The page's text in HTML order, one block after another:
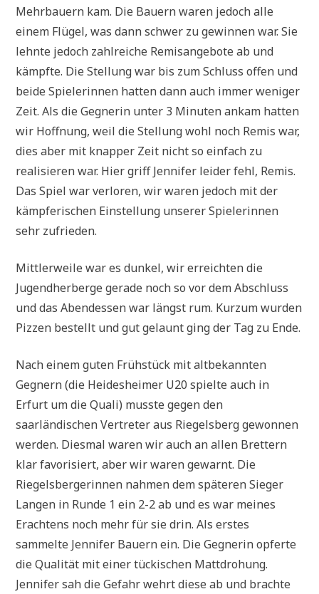
Mehrbauern kam. Die Bauern waren jedoch alle
einem Flügel, was dann schwer zu gewinnen war. Sie
lehnte jedoch zahlreiche Remisangebote ab und
kämpfte. Die Stellung war bis zum Schluss offen und
beide Spielerinnen hatten dann auch immer weniger
Zeit. Als die Gegnerin unter 3 Minuten ankam hatten
wir Hoffnung, weil die Stellung wohl noch Remis war,
dies aber mit knapper Zeit nicht so einfach zu
realisieren war. Hier griff Jennifer leider fehl, Remis.
Das Spiel war verloren, wir waren jedoch mit der
kämpferischen Einstellung unserer Spielerinnen
sehr zufrieden.
Mittlerweile war es dunkel, wir erreichten die
Jugendherberge gerade noch so vor dem Abschluss
und das Abendessen war längst rum. Kurzum wurden
Pizzen bestellt und gut gelaunt ging der Tag zu Ende.
Nach einem guten Frühstück mit altbekannten
Gegnern (die Heidesheimer U20 spielte auch in
Erfurt um die Quali) musste gegen den
saarländischen Vertreter aus Riegelsberg gewonnen
werden. Diesmal waren wir auch an allen Brettern
klar favorisiert, aber wir waren gewarnt. Die
Riegelsbergerinnen nahmen dem späteren Sieger
Langen in Runde 1 ein 2-2 ab und es war meines
Erachtens noch mehr für sie drin. Als erstes
sammelte Jennifer Bauern ein. Die Gegnerin opferte
die Qualität mit einer tückischen Mattdrohung.
Jennifer sah die Gefahr wehrt diese ab und brachte